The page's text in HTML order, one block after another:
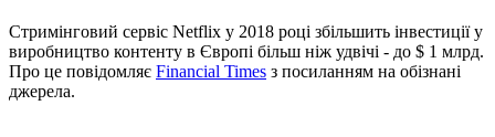
Стримінговий сервіс Netflix у 2018 році збільшить інвестиції у
виробництво контенту в Європі більш ніж удвічі - до $ 1 млрд.
Про це повідомляє Financial Times з посиланням на обізнані
джерела.